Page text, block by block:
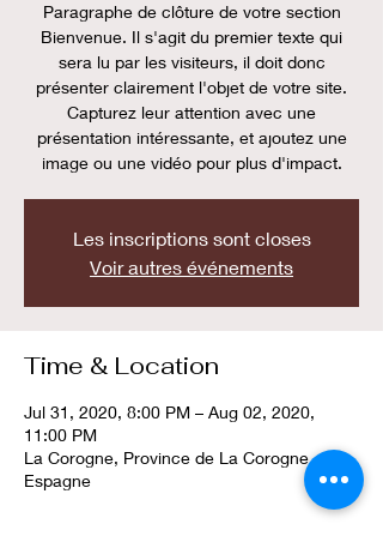
Paragraphe de clôture de votre section
Bienvenue. Il s'agit du premier texte qui
sera lu par les visiteurs, il doit donc
présenter clairement l'objet de votre site.
Capturez leur attention avec une
présentation intéressante, et ajoutez une
image ou une vidéo pour plus d'impact.
Les inscriptions sont closes
Voir autres événements
Time & Location
Jul 31, 2020, 8:00 PM – Aug 02, 2020,
11:00 PM
La Corogne, Province de La Corogne,
Espagne